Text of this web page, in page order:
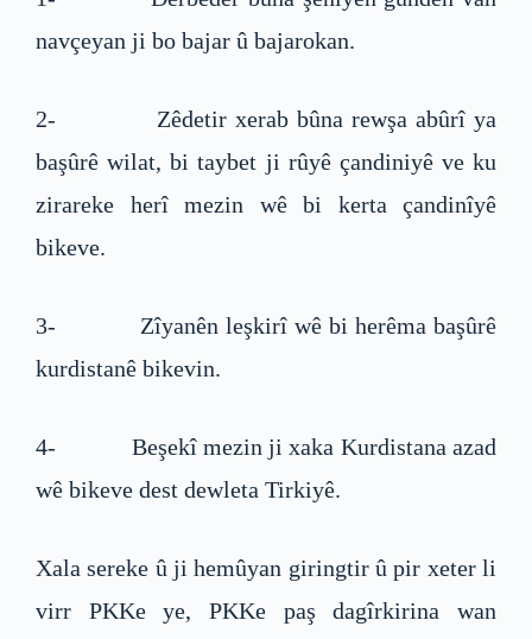
navçeyan ji bo bajar û bajarokan.
2- Zêdetir xerab bûna rewşa abûrî ya
başûrê wilat, bi taybet ji rûyê çandiniyê ve ku
zirareke herî mezin wê bi kerta çandinîyê
bikeve.
3- Zîyanên leşkirî wê bi herêma başûrê
kurdistanê bikevin.
4- Beşekî mezin ji xaka Kurdistana azad
wê bikeve dest dewleta Tirkiyê.
Xala sereke û ji hemûyan giringtir û pir xeter li
virr PKKe ye, PKKe paş dagîrkirina wan